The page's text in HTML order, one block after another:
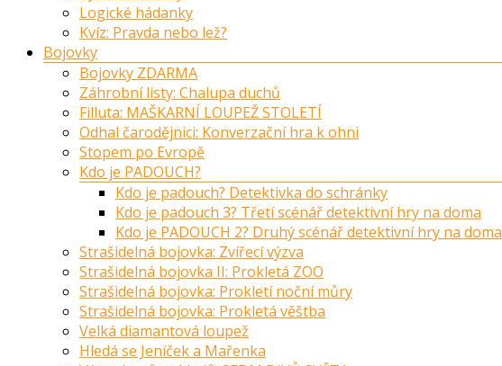
Logické hádanky
Kvíz: Pravda nebo lež?
Bojovky
Bojovky ZDARMA
Záhrobní listy: Chalupa duchů
Filluta: MAŠKARNÍ LOUPEŽ STOLETÍ
Odhal čarodějnici: Konverzační hra k ohni
Stopem po Evropě
Kdo je PADOUCH?
Kdo je padouch? Detektivka do schránky
Kdo je padouch 3? Třetí scénář detektivní hry na doma
Kdo je PADOUCH 2? Druhý scénář detektivní hry na doma
Strašidelná bojovka: Zvířecí výzva
Strašidelná bojovka II: Prokletá ZOO
Strašidelná bojovka: Prokletí noční můry
Strašidelná bojovka: Prokletá věštba
Velká diamantová loupež
Hledá se Jeníček a Mařenka